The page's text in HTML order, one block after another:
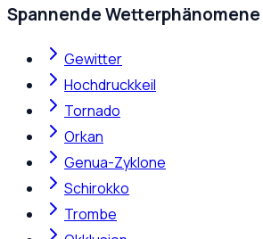
Spannende Wetterphänomene
Gewitter
Hochdruckkeil
Tornado
Orkan
Genua-Zyklone
Schirokko
Trombe